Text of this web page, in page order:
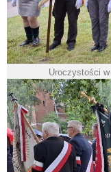
Uroczystości